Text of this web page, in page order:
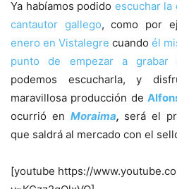
Ya habíamos podido escuchar la
cantautor gallego, como por
enero en Vistalegre cuando él
punto de empezar a grabar
podemos escucharla, y
maravillosa producción de
ocurrió en Moraima, será el
que saldrá al mercado con el
[youtube https://